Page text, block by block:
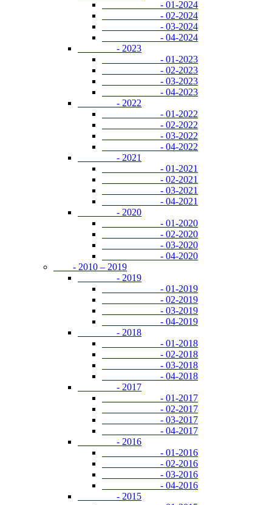
- 01-2024
- 02-2024
- 03-2024
- 04-2024
- 2023
- 01-2023
- 02-2023
- 03-2023
- 04-2023
- 2022
- 01-2022
- 02-2022
- 03-2022
- 04-2022
- 2021
- 01-2021
- 02-2021
- 03-2021
- 04-2021
- 2020
- 01-2020
- 02-2020
- 03-2020
- 04-2020
- 2010 – 2019
- 2019
- 01-2019
- 02-2019
- 03-2019
- 04-2019
- 2018
- 01-2018
- 02-2018
- 03-2018
- 04-2018
- 2017
- 01-2017
- 02-2017
- 03-2017
- 04-2017
- 2016
- 01-2016
- 02-2016
- 03-2016
- 04-2016
- 2015